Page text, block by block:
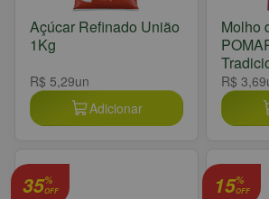
Açúcar Refinado União
1Kg
R$ 5,29un
Adicionar
Molho
R$ 3,69
35%
OFF 15%
OFF